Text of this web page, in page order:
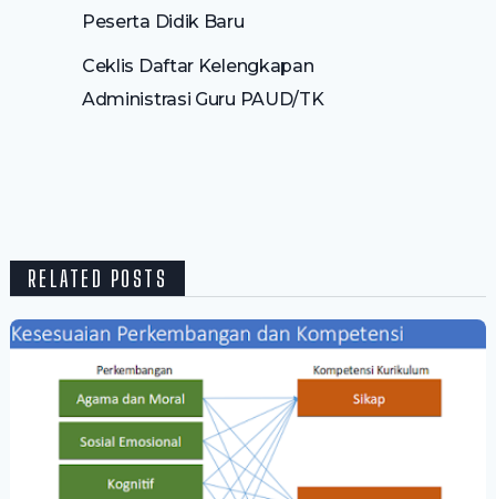
Peserta Didik Baru
Ceklis Daftar Kelengkapan
Administrasi Guru PAUD/TK
RELATED POSTS